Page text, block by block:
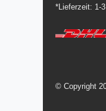
*Lieferzeit: 1-
© Copyright